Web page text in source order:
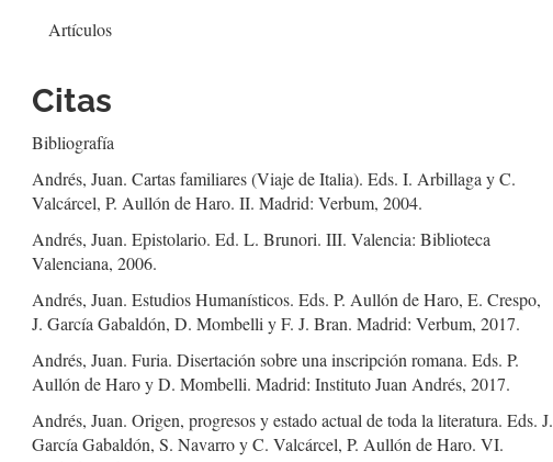
Artículos
Citas
Bibliografía
Andrés, Juan. Cartas familiares (Viaje de Italia). Eds. I. Arbillaga y C.
Valcárcel, P. Aullón de Haro. II. Madrid: Verbum, 2004.
Andrés, Juan. Epistolario. Ed. L. Brunori. III. Valencia: Biblioteca
Valenciana, 2006.
Andrés, Juan. Estudios Humanísticos. Eds. P. Aullón de Haro, E. Crespo,
J. García Gabaldón, D. Mombelli y F. J. Bran. Madrid: Verbum, 2017.
Andrés, Juan. Furia. Disertación sobre una inscripción romana. Eds. P.
Aullón de Haro y D. Mombelli. Madrid: Instituto Juan Andrés, 2017.
Andrés, Juan. Origen, progresos y estado actual de toda la literatura. Eds. J.
García Gabaldón, S. Navarro y C. Valcárcel, P. Aullón de Haro. VI.